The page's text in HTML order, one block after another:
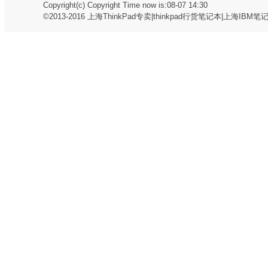
Copyright(c) Copyright Time now is:08-07 14:30
©2013-2016 上海ThinkPad专卖|thinkpad行货笔记本|上海IBM笔